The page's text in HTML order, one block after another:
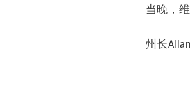
当晚，
州长Allan